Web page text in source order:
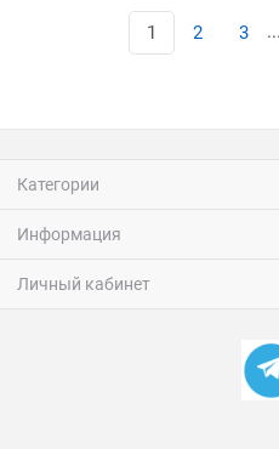
1 2 3 ...
Категории
Информация
Личный кабинет